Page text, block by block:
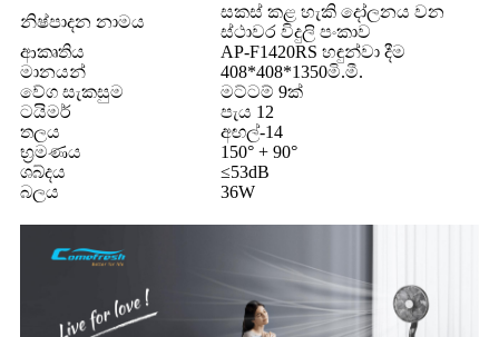
නිෂ්පාදන නාමය
සකස් කළ හැකි දෝලනය වන
ස්ථාවර විදුලි පංකාව
ආකෘතිය
AP-F1420RS හඳුන්වා දීම
මානයන්
408*408*1350මි.මී.
වේග සැකසුම
මට්ටම් 9ක්
ටයිමර්
පැය 12
තලය
අඟල්-14
භ්‍රමණය
150° + 90°
ශබ්දය
≤53dB
බලය
36W